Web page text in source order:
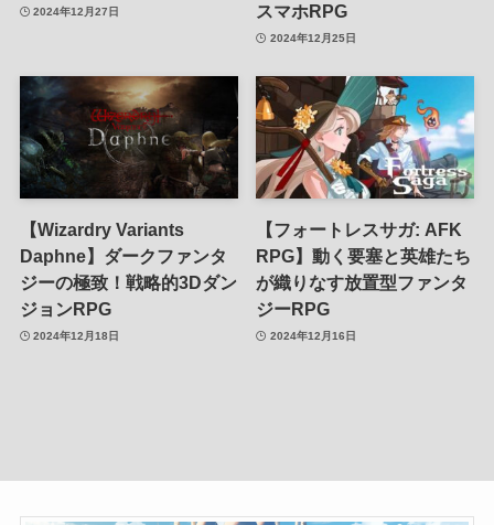
2024年12月27日
スマホRPG
2024年12月25日
【Wizardry Variants
Daphne】ダークファンタ
ジーの極致！戦略的3Dダン
ジョンRPG
2024年12月18日
【フォートレスサガ: AFK
RPG】動く要塞と英雄たち
が織りなす放置型ファンタ
ジーRPG
2024年12月16日